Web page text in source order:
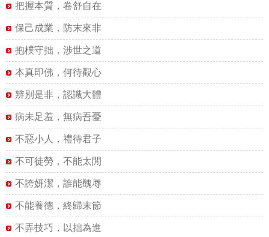
把握本質，卷舒自在
保己成業，防末來非
抱樸守拙，涉世之道
本真即佛，何待觀心
辨別是非，認識大體
病未足羞，無病吾憂
不惡小人，禮待君子
不可徒勞，不能太閒
不誇妍潔，誰能醜辱
不能養德，終歸末節
不弄技巧，以拙為進